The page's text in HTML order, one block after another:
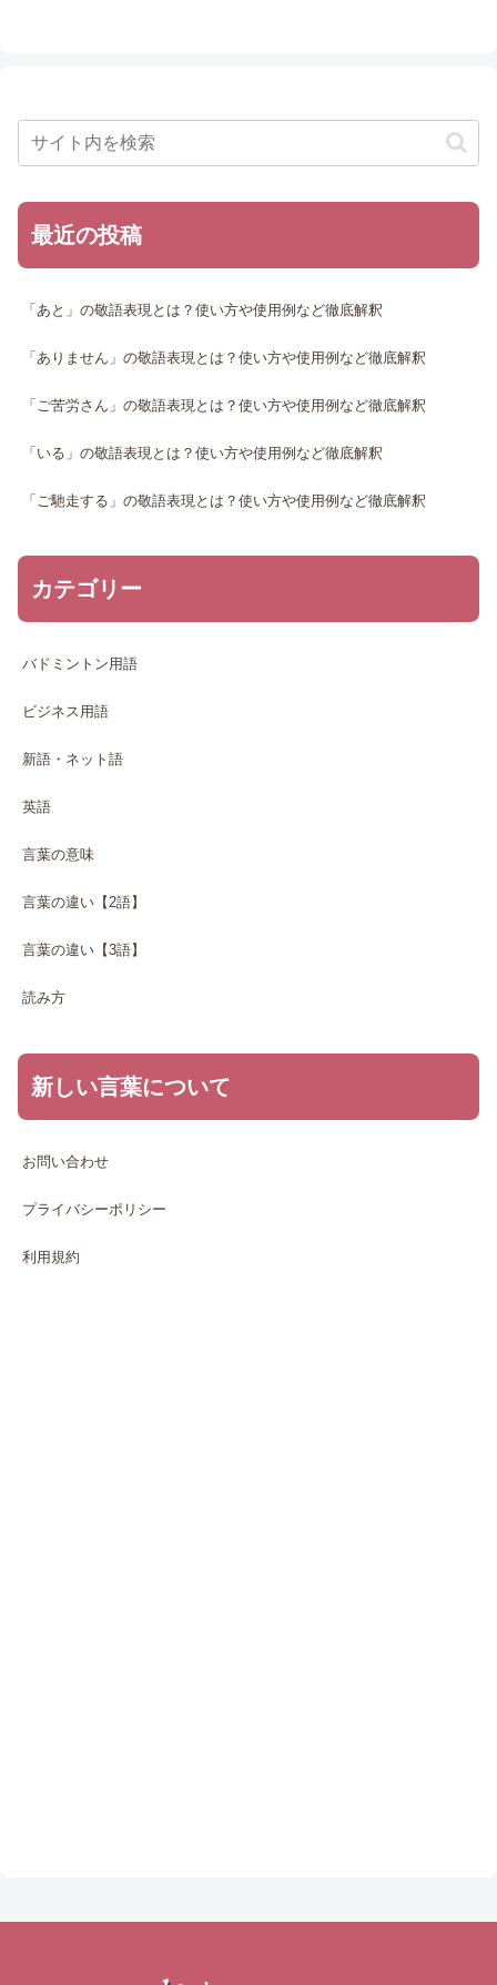
最近の投稿
「あと」の敬語表現とは？使い方や使用例など徹底解釈
「ありません」の敬語表現とは？使い方や使用例など徹底解釈
「ご苦労さん」の敬語表現とは？使い方や使用例など徹底解釈
「いる」の敬語表現とは？使い方や使用例など徹底解釈
「ご馳走する」の敬語表現とは？使い方や使用例など徹底解釈
カテゴリー
バドミントン用語
ビジネス用語
新語・ネット語
英語
言葉の意味
言葉の違い【2語】
言葉の違い【3語】
読み方
新しい言葉について
お問い合わせ
プライバシーポリシー
利用規約